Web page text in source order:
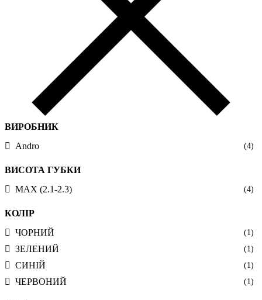
ВИРОБНИК
Andro
(4)
ВИСОТА ГУБКИ
MAX (2.1-2.3)
(4)
КОЛІР
ЧОРНИЙ
(1)
ЗЕЛЕНИЙ (1)
СИНІЙ (1)
ЧЕРВОНИЙ (1)